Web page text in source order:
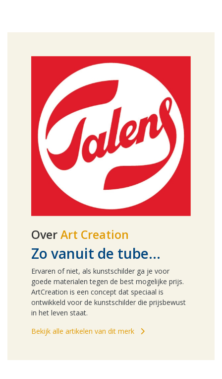
OverArt Creation
Zo vanuit de tube...
Ervaren of niet, als kunstschilder ga je voor
goede materialen tegen de best mogelijke prijs.
ArtCreation is een concept dat speciaal is
ontwikkeld voor de kunstschilder die prijsbewust
in het leven staat.
Bekijk alle artikelen van dit merk